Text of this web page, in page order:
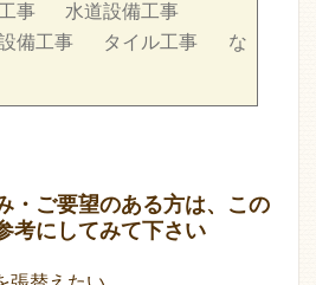
事
水道設備工事
備工事
タイル工事
な
・ご要望のある方は、この
考にしてみて下さい